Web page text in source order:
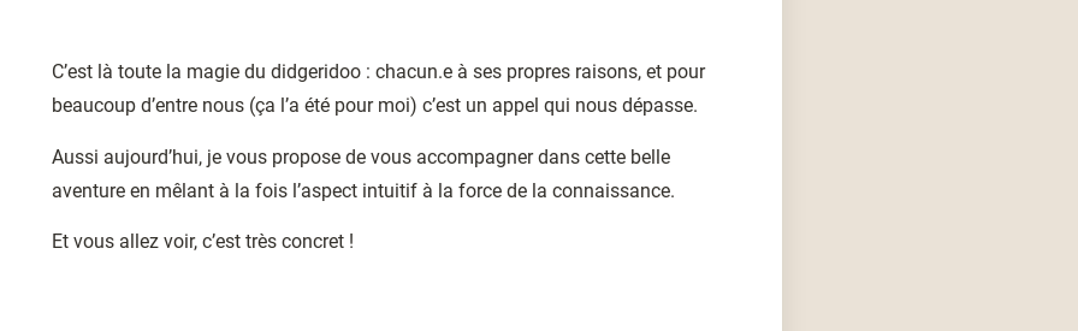
C’est là toute la magie du didgeridoo : chacun.e à ses propres raisons, et pour
beaucoup d’entre nous (ça l’a été pour moi) c’est un appel qui nous dépasse.
Aussi aujourd’hui, je vous propose de vous accompagner dans cette belle
aventure en mêlant à la fois l’aspect intuitif à la force de la connaissance.
Et vous allez voir, c’est très concret !